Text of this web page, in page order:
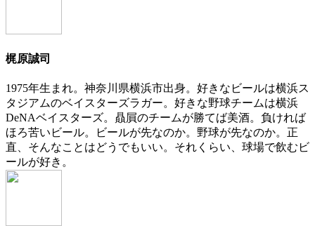
梶原誠司
1975年生まれ。神奈川県横浜市出身。好きなビールは横浜ス
タジアムのベイスターズラガー。好きな野球チームは横浜
DeNAベイスターズ。贔屓のチームが勝てば美酒。負ければ
ほろ苦いビール。ビールが先なのか。野球が先なのか。正
直、そんなことはどうでもいい。それくらい、球場で飲むビ
ールが好き。